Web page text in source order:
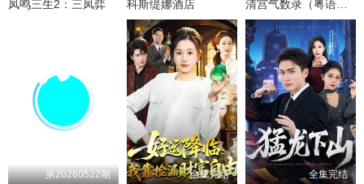
凤鸣三生2：三凤弈 科斯缇娜酒店 清宫气数录（粤语版）
第20260522期 全集完结 全集完结